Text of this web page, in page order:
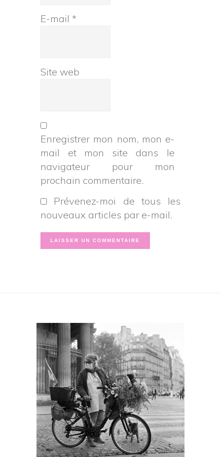
E-mail*
Site web
Enregistrer mon nom, mon e-
mail et mon site dans le
navigateur pour mon
prochain commentaire.
Prévenez-moi de tous les
nouveaux articles par e-mail.